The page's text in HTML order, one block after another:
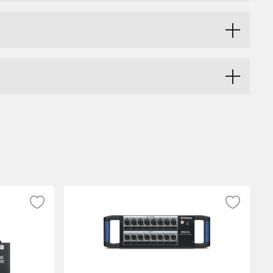
på de 8 mikrofonkanalerna för